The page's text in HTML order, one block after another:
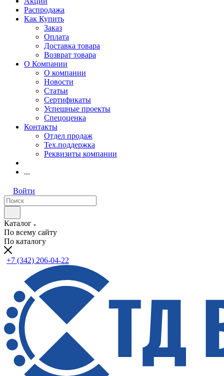
Распродажа
Как Купить
Заказ
Оплата
Доставка товара
Возврат товара
О Компании
О компании
Новости
Статьи
Сертификаты
Успешные проекты
Спецоценка
Контакты
Отдел продаж
Тех.поддержка
Реквизиты компании
...
Войти
Каталог
По всему сайту
По каталогу
+7 (342) 206-04-22